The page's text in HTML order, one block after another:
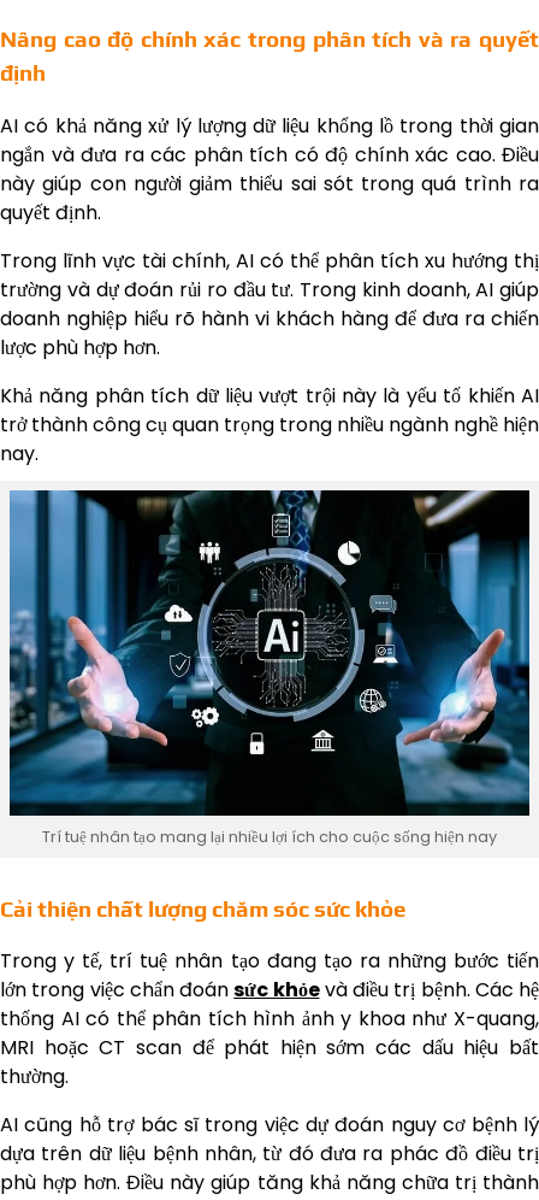
Nâng cao độ chính xác trong phân tích và ra quyết
định
AI có khả năng xử lý lượng dữ liệu khổng lồ trong thời gian
ngắn và đưa ra các phân tích có độ chính xác cao. Điều
này giúp con người giảm thiểu sai sót trong quá trình ra
quyết định.
Trong lĩnh vực tài chính, AI có thể phân tích xu hướng thị
trường và dự đoán rủi ro đầu tư. Trong kinh doanh, AI giúp
doanh nghiệp hiểu rõ hành vi khách hàng để đưa ra chiến
lược phù hợp hơn.
Khả năng phân tích dữ liệu vượt trội này là yếu tố khiến AI
trở thành công cụ quan trọng trong nhiều ngành nghề hiện
nay.
Trí tuệ nhân tạo mang lại nhiều lợi ích cho cuộc sống hiện nay
Cải thiện chất lượng chăm sóc sức khỏe
Trong y tế, trí tuệ nhân tạo đang tạo ra những bước tiến
lớn trong việc chẩn đoánsức khỏevà điều trị bệnh. Các hệ
thống AI có thể phân tích hình ảnh y khoa như X-quang,
MRI hoặc CT scan để phát hiện sớm các dấu hiệu bất
thường.
AI cũng hỗ trợ bác sĩ trong việc dự đoán nguy cơ bệnh lý
dựa trên dữ liệu bệnh nhân, từ đó đưa ra phác đồ điều trị
phù hợp hơn. Điều này giúp tăng khả năng chữa trị thành